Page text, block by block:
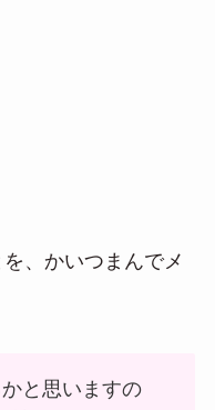
、かいつまんでメ
と思いますの